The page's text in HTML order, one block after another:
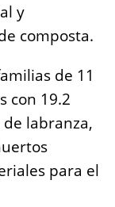
y
composta.
de 11
con 19.2
labranza,
para el